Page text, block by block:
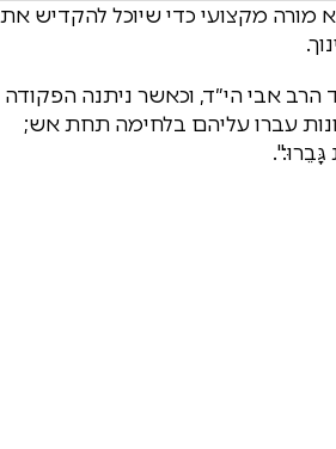
מורה מקצועי כדי שיוכל להקדיש את
אבי הי״ד, וכאשר ניתנה הפקודה
עברו עליהם בלחימה תחת אש;